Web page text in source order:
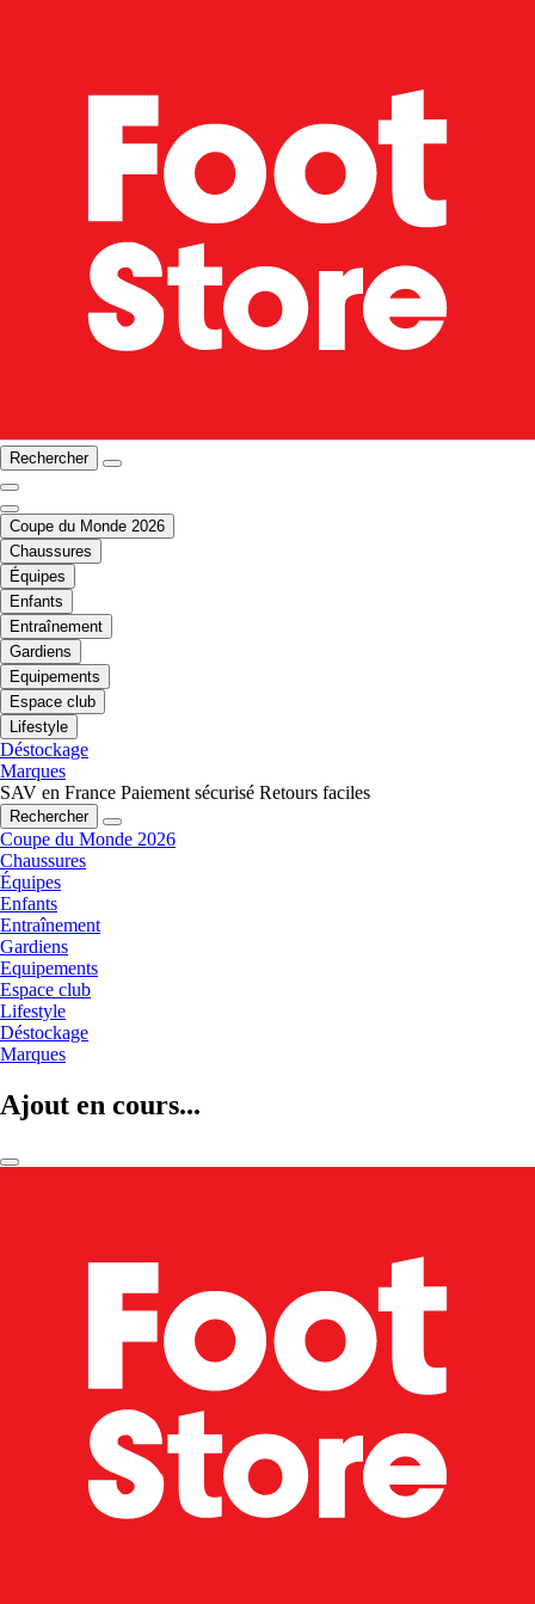
Rechercher
Coupe du Monde 2026
Chaussures
Équipes
Enfants
Entraînement
Gardiens
Equipements
Espace club
Lifestyle
Déstockage
Marques
SAV en France Paiement sécurisé Retours faciles
Rechercher
Coupe du Monde 2026
Chaussures
Équipes
Enfants
Entraînement
Gardiens
Equipements
Espace club
Lifestyle
Déstockage
Marques
Ajout en cours...